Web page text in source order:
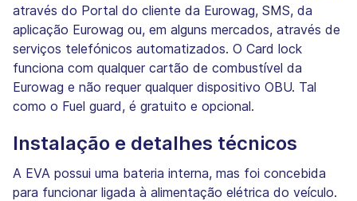
através do Portal do cliente da Eurowag, SMS, da
aplicação Eurowag ou, em alguns mercados, através de
serviços telefónicos automatizados. O Card lock
funciona com qualquer cartão de combustível da
Eurowag e não requer qualquer dispositivo OBU. Tal
como o Fuel guard, é gratuito e opcional.
Instalação e detalhes técnicos
A EVA possui uma bateria interna, mas foi concebida
para funcionar ligada à alimentação elétrica do veículo.